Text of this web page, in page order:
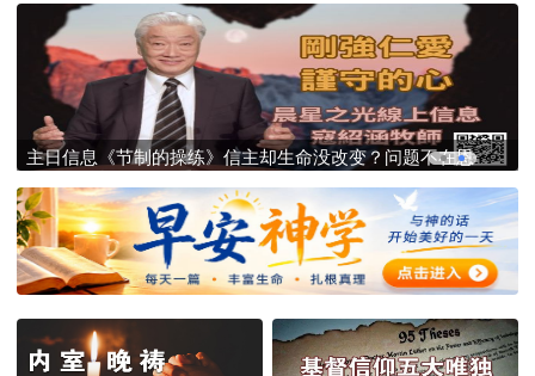
主日信息：《真心誠意的敬虔》别把真神当偶像拜！你是在
跟上帝打经济算盘，还是在活出真敬虔？
赐